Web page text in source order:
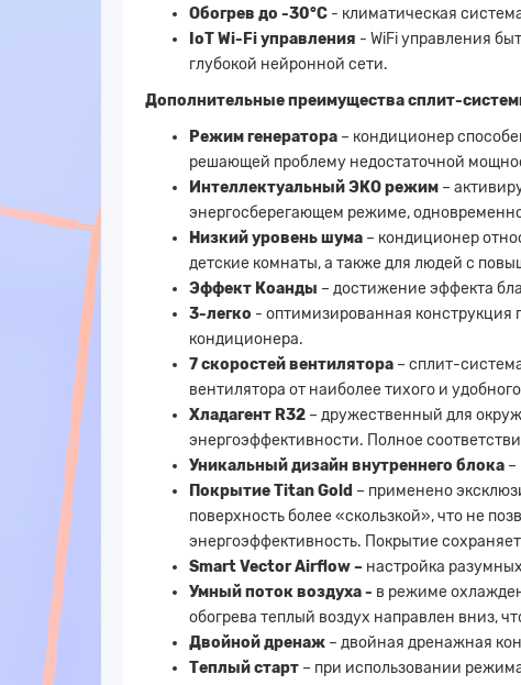
Обогрев до -30°С - климатическая
IоT Wi-Fi управления - WiFi управления
глубокой нейронной сети.
Дополнительные преимущества сплит-
Режим генератора – кондиционер
решающей проблему недостаточной
Интеллектуальный ЭКО режим –
энергосберегающем режиме,
Низкий уровень шума – кондиционер
детские комнаты, а также для людей с
Эффект Коанды – достижение эффекта
3-легко - оптимизированная конструкция
кондиционера.
7 скоростей вентилятора – сплит-
вентилятора от наиболее тихого и
Хладагент R32 – дружественный для
энергоэффективности. Полное
Уникальный дизайн внутреннего блока –
Покрытие Titan Gold – применено
поверхность более «скользкой», что не
энергоэффективность. Покрытие
Smart Vector Airflow – настройка
Умный поток воздуха - в режиме
обогрева теплый воздух направлен вниз,
Двойной дренаж – двойная дренажная
Теплый старт – при использовании